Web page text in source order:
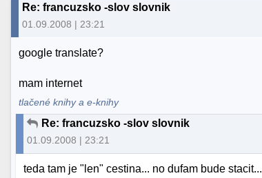
Re: francuzsko -slov slovnik
01.09.2008 | 23:21
google translate?
mam internet
tlačené knihy a e-knihy
Re: francuzsko -slov slovnik
01.09.2008 | 23:21
teda tam je "len" cestina... no dufam bude stacit...